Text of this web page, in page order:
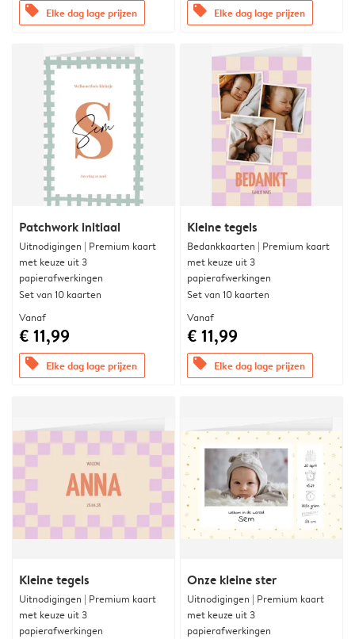
offers Elke dag lage prijzen offers Elke dag lage prijzen
Patchwork initiaal
Uitnodigingen | Premium kaart
met keuze uit 3
papierafwerkingen
Set van 10 kaarten
Vanaf
€ 11,99
offers Elke dag lage prijzen
Kleine tegels
Bedankkaarten | Premium kaart
met keuze uit 3
papierafwerkingen
Set van 10 kaarten
Vanaf
€ 11,99
offers Elke dag lage prijzen
Kleine tegels
Uitnodigingen | Premium kaart
met keuze uit 3
papierafwerkingen
Onze kleine ster
Uitnodigingen | Premium kaart
met keuze uit 3
papierafwerkingen